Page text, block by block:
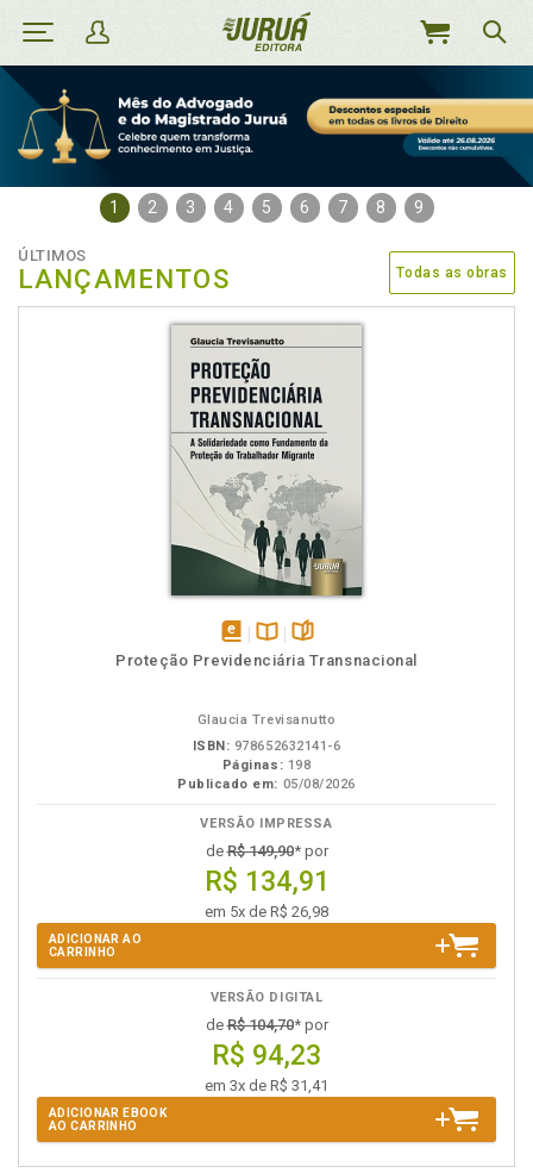
MEU
1 2 3 4 5 6 7 8 9
ÚLTIMOS
LANÇAMENTOS Todas as obras
disponívelDisponível
páginas
Proteção Previdenciária Transnacional
Glaucia Trevisanutto
ISBN: 978652632141-6
Páginas: 198
Publicado em: 05/08/2026
VERSÃO IMPRESSA
deR$ 149,90* por
R$ 134,91
em 5x de R$ 26,98
ADICIONAR AO
CARRINHO
VERSÃO DIGITAL
deR$ 104,70* por
R$ 94,23
em 3x de R$ 31,41
ADICIONAR EBOOK
AO CARRINHO